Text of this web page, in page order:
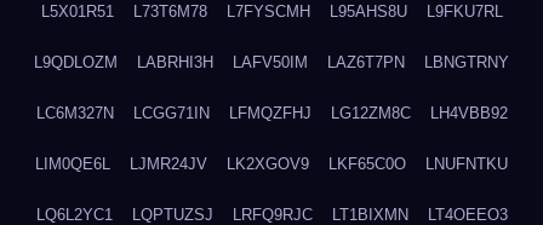
L5X01R51 L73T6M78 L7FYSCMH L95AHS8U L9FKU7RL
L9QDLOZM LABRHI3H LAFV50IM LAZ6T7PN LBNGTRNY
LC6M327N LCGG71IN LFMQZFHJ LG12ZM8C LH4VBB92
LIM0QE6L LJMR24JV LK2XGOV9 LKF65C0O LNUFNTKU
LQ6L2YC1 LQPTUZSJ LRFQ9RJC LT1BIXMN LT4OEEO3